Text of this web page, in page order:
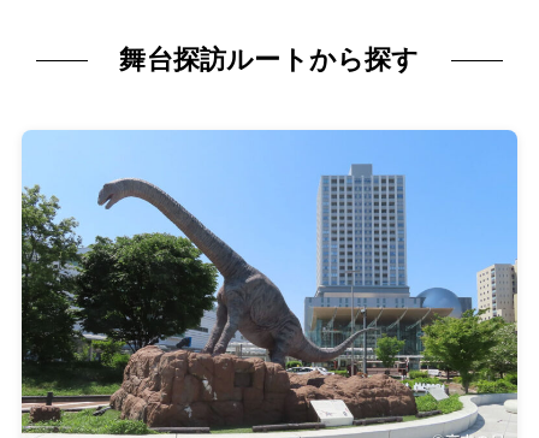
舞台探訪ルートから探す